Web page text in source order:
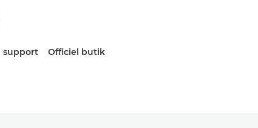
support Officiel butik